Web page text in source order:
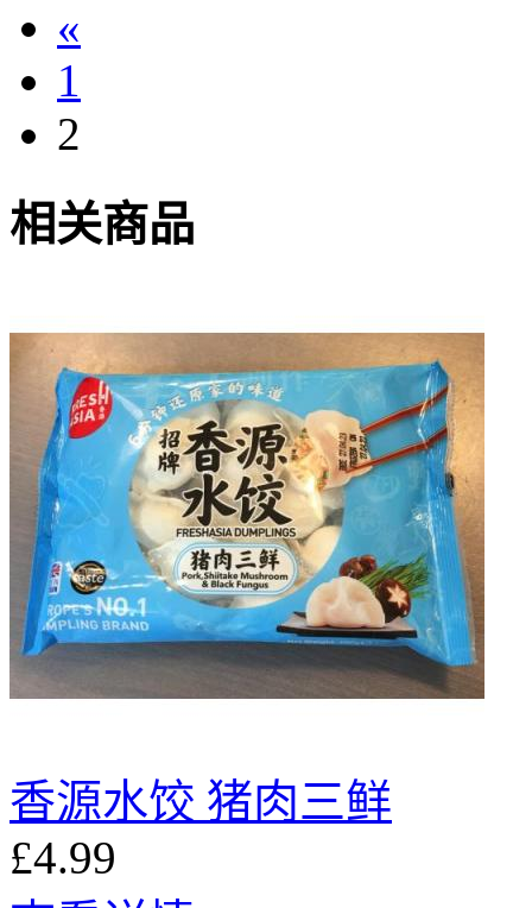
«
1
2
相关商品
香源水饺 猪肉三鲜
£4.99